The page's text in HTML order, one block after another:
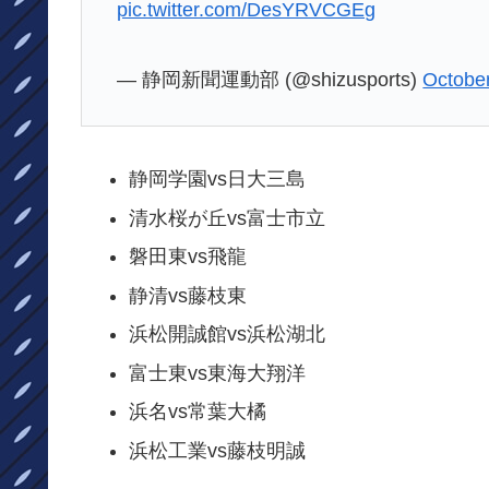
pic.twitter.com/DesYRVCGEg
— 静岡新聞運動部 (@shizusports)
静岡学園vs日大三島
清水桜が丘vs富士市立
磐田東vs飛龍
静清vs藤枝東
浜松開誠館vs浜松湖北
富士東vs東海大翔洋
浜名vs常葉大橘
浜松工業vs藤枝明誠